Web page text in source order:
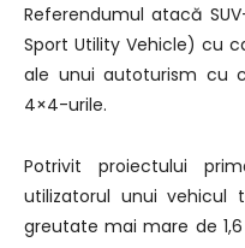
Referendumul atacă
Sport Utility Vehicle) cu
ale unui autoturism cu
4×4-urile.
Potrivit proiectului
utilizatorul unui
greutate mai mare de